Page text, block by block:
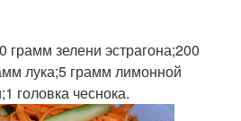
грамм зелени эстрагона;200
лука;5 грамм лимонной
головка чеснока.